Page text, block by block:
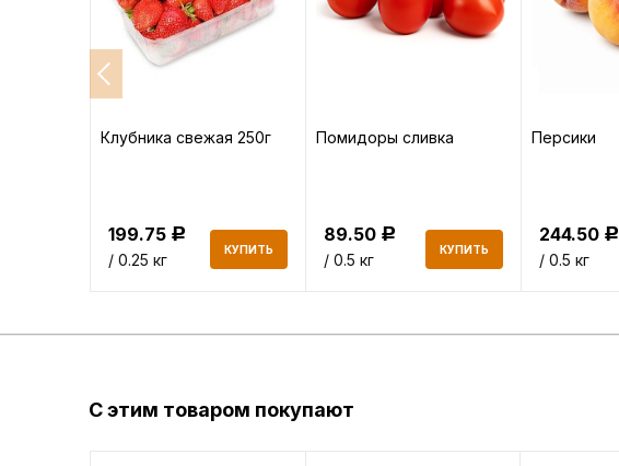
Клубника свежая 250г
199.75 Р
/ 0.25 кг
КУПИТЬ
Помидоры сливка
89.50 Р
/ 0.5 кг
КУПИТЬ
Персики
244.50 Р
/ 0.5 кг
С этим товаром покупают